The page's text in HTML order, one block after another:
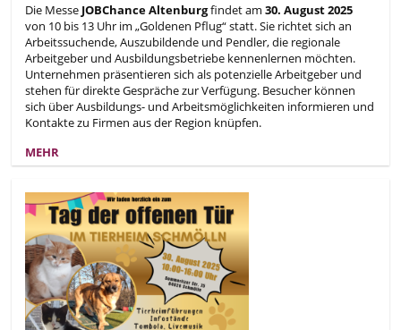
Die Messe JOBChance Altenburgfindet am30. August 2025
von 10 bis 13 Uhr im „Goldenen Pflug“ statt. Sie richtet sich an
Arbeitssuchende, Auszubildende und Pendler, die regionale
Arbeitgeber und Ausbildungsbetriebe kennenlernen möchten.
Unternehmen präsentieren sich als potenzielle Arbeitgeber und
stehen für direkte Gespräche zur Verfügung. Besucher können
sich über Ausbildungs- und Arbeitsmöglichkeiten informieren und
Kontakte zu Firmen aus der Region knüpfen.
MEHR